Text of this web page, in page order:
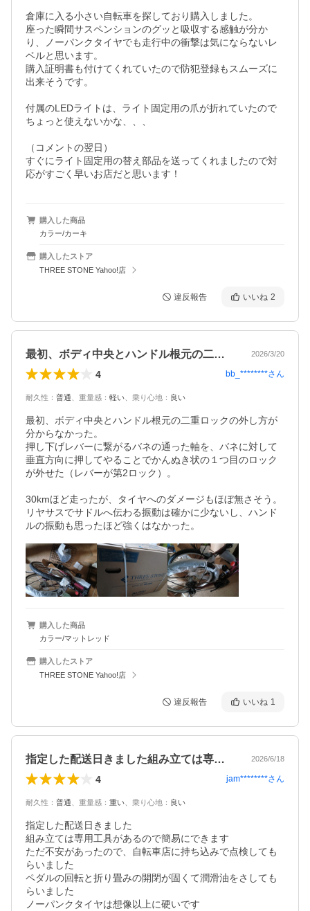
倉庫に入る小さい自転車を探しており購入しました。
座った瞬間サスペンションのグッと吸収する感触が分か
り、ノーパンクタイヤでも走行中の衝撃は気にならないレ
ベルと思います。
購入証明書も付けてくれていたので防犯登録もスムーズに
出来そうです。
付属のLEDライトは、ライト固定用の爪が折れていたので
ちょっと使えないかな、、、
（コメントの翌日）
すぐにライト固定用の替え部品を送ってくれましたので対
応がすごく早いお店だと思います！
購入した商品
カラー/カーキ
購入したストア
THREE STONE Yahoo!店
違反報告 いいね 2
最初、ボディ中央とハンドル根元の二重ロ… 2026/3/20
4 bb_********さん
耐久性 ： 普通 重量感 ： 軽い 乗り心地 ： 良い
最初、ボディ中央とハンドル根元の二重ロックの外し方が
分からなかった。
押し下げレバーに繋がるバネの通った軸を、バネに対して
垂直方向に押してやることでかんぬき状の１つ目のロック
が外せた（レバーが第2ロック）。
30kmほど走ったが、タイヤへのダメージもほぼ無さそう。
リヤサスでサドルへ伝わる振動は確かに少ないし、ハンド
ルの振動も思ったほど強くはなかった。
購入した商品
カラー/マットレッド
購入したストア
THREE STONE Yahoo!店
違反報告 いいね 1
指定した配送日きました組み立ては専用工… 2026/6/18
4 jam********さん
耐久性 ： 普通 重量感 ： 重い 乗り心地 ： 良い
指定した配送日きました
組み立ては専用工具があるので簡易にできます
ただ不安があったので、自転車店に持ち込みで点検しても
らいました
ペダルの回転と折り畳みの開閉が固くて潤滑油をさしても
らいました
ノーパンクタイヤは想像以上に硬いです